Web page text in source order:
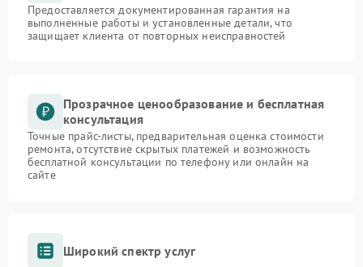
Предоставляется документированная гарантия на
выполненные работы и установленные детали, что
защищает клиента от повторных неисправностей
Прозрачное ценообразование и бесплатная
консультация
Точные прайс-листы, предварительная оценка стоимости
ремонта, отсутствие скрытых платежей и возможность
бесплатной консультации по телефону или онлайн на
сайте
Широкий спектр услуг